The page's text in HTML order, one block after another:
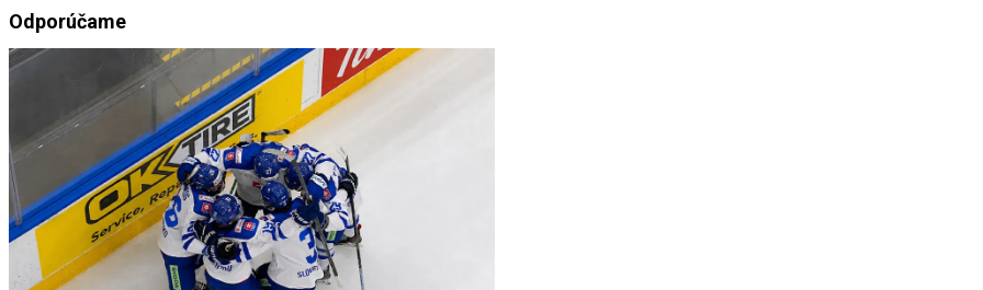
Odporúčame